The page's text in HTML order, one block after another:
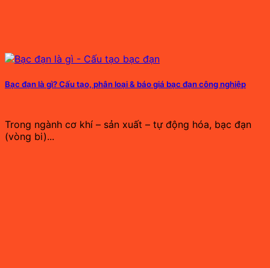
Bạc đạn là gì? Cấu tạo, phân loại & báo giá bạc đạn công nghiệp
Trong ngành cơ khí – sản xuất – tự động hóa, bạc đạn
(vòng bi)...